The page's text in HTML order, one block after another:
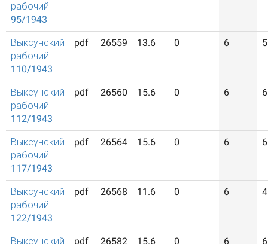
рабочий
95/1943
Выксунский
рабочий
110/1943
pdf 26559 13.6 0 6 5
Выксунский
рабочий
112/1943
pdf 26560 15.6 0 6 6
Выксунский
рабочий
117/1943
pdf 26564 15.6 0 6 6
Выксунский
рабочий
122/1943
pdf 26568 11.6 0 6 4
Выксунский pdf 26582 15.6 0 6 6